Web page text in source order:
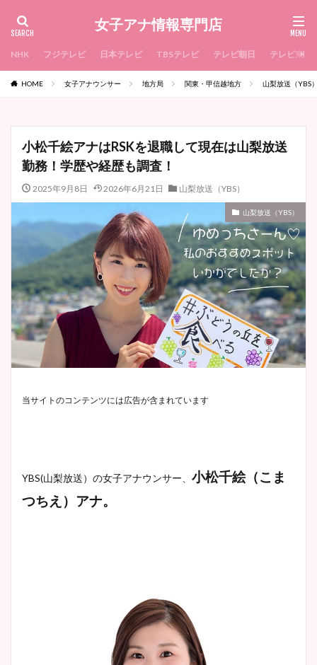
女子アナ情報専門店
NHK フジテレビ 日本テレビ TBSテレビ テレビ朝日 テレビ東京
HOME 女子アナウンサー 地方局 関東・甲信越地方 山梨放送（YBS
小松千絵アナはRSKを退職して現在は山梨放送
勤務！学歴や経歴も調査！
2025年9月8日 2026年6月21日 山梨放送（YBS）
山梨放送（YBS）
当サイトのコンテンツには広告が含まれています
YBS(山梨放送） の女子アナウンサー、 小松千絵（こま
つちえ）アナ。